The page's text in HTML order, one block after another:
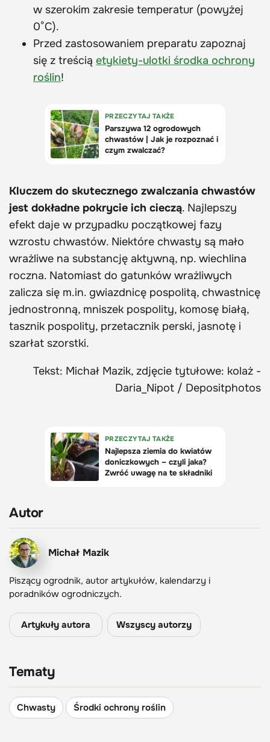
w szerokim zakresie temperatur (powyżej
0°C).
Przed zastosowaniem preparatu zapoznaj
się z treścią etykiety-ulotki środka ochrony
roślin!
Kluczem do skutecznego zwalczania chwastów
jest dokładne pokrycie ich cieczą. Najlepszy
efekt daje w przypadku początkowej fazy
wzrostu chwastów. Niektóre chwasty są mało
wrażliwe na substancję aktywną, np. wiechlina
roczna. Natomiast do gatunków wrażliwych
zalicza się m.in. gwiazdnicę pospolitą, chwastnicę
jednostronną, mniszek pospolity, komosę białą,
tasznik pospolity, przetacznik perski, jasnotę i
szarłat szorstki.
Tekst: Michał Mazik, zdjęcie tytułowe: kolaż -
Daria_Nipot / Depositphotos
Autor
Michał Mazik
Piszący ogrodnik, autor artykułów, kalendarzy i
poradników ogrodniczych.
Artykuły autora Wszyscy autorzy
Tematy
Chwasty Środki ochrony roślin